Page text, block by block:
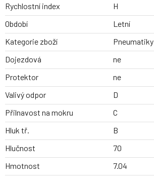
Rychlostní index
H
Období
Letní
Kategorie zboží
Pneumatiky
Dojezdová
ne
Protektor
ne
Valivý odpor
D
Přilnavost na mokru
C
Hluk tř.
B
Hlučnost
70
Hmotnost
7.04